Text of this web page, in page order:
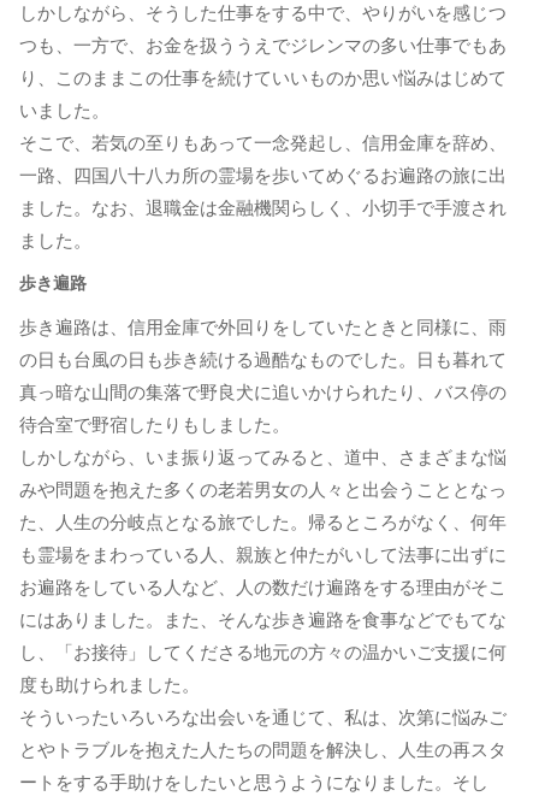
しかしながら、そうした仕事をする中で、やりがいを感じつ
つも、一方で、お金を扱ううえでジレンマの多い仕事でもあ
り、このままこの仕事を続けていいものか思い悩みはじめて
いました。
そこで、若気の至りもあって一念発起し、信用金庫を辞め、
一路、四国八十八カ所の霊場を歩いてめぐるお遍路の旅に出
ました。なお、退職金は金融機関らしく、小切手で手渡され
ました。
歩き遍路
歩き遍路は、信用金庫で外回りをしていたときと同様に、雨
の日も台風の日も歩き続ける過酷なものでした。日も暮れて
真っ暗な山間の集落で野良犬に追いかけられたり、バス停の
待合室で野宿したりもしました。
しかしながら、いま振り返ってみると、道中、さまざまな悩
みや問題を抱えた多くの老若男女の人々と出会うこととなっ
た、人生の分岐点となる旅でした。帰るところがなく、何年
も霊場をまわっている人、親族と仲たがいして法事に出ずに
お遍路をしている人など、人の数だけ遍路をする理由がそこ
にはありました。また、そんな歩き遍路を食事などでもてな
し、「お接待」してくださる地元の方々の温かいご支援に何
度も助けられました。
そういったいろいろな出会いを通じて、私は、次第に悩みご
とやトラブルを抱えた人たちの問題を解決し、人生の再スタ
ートをする手助けをしたいと思うようになりました。そし